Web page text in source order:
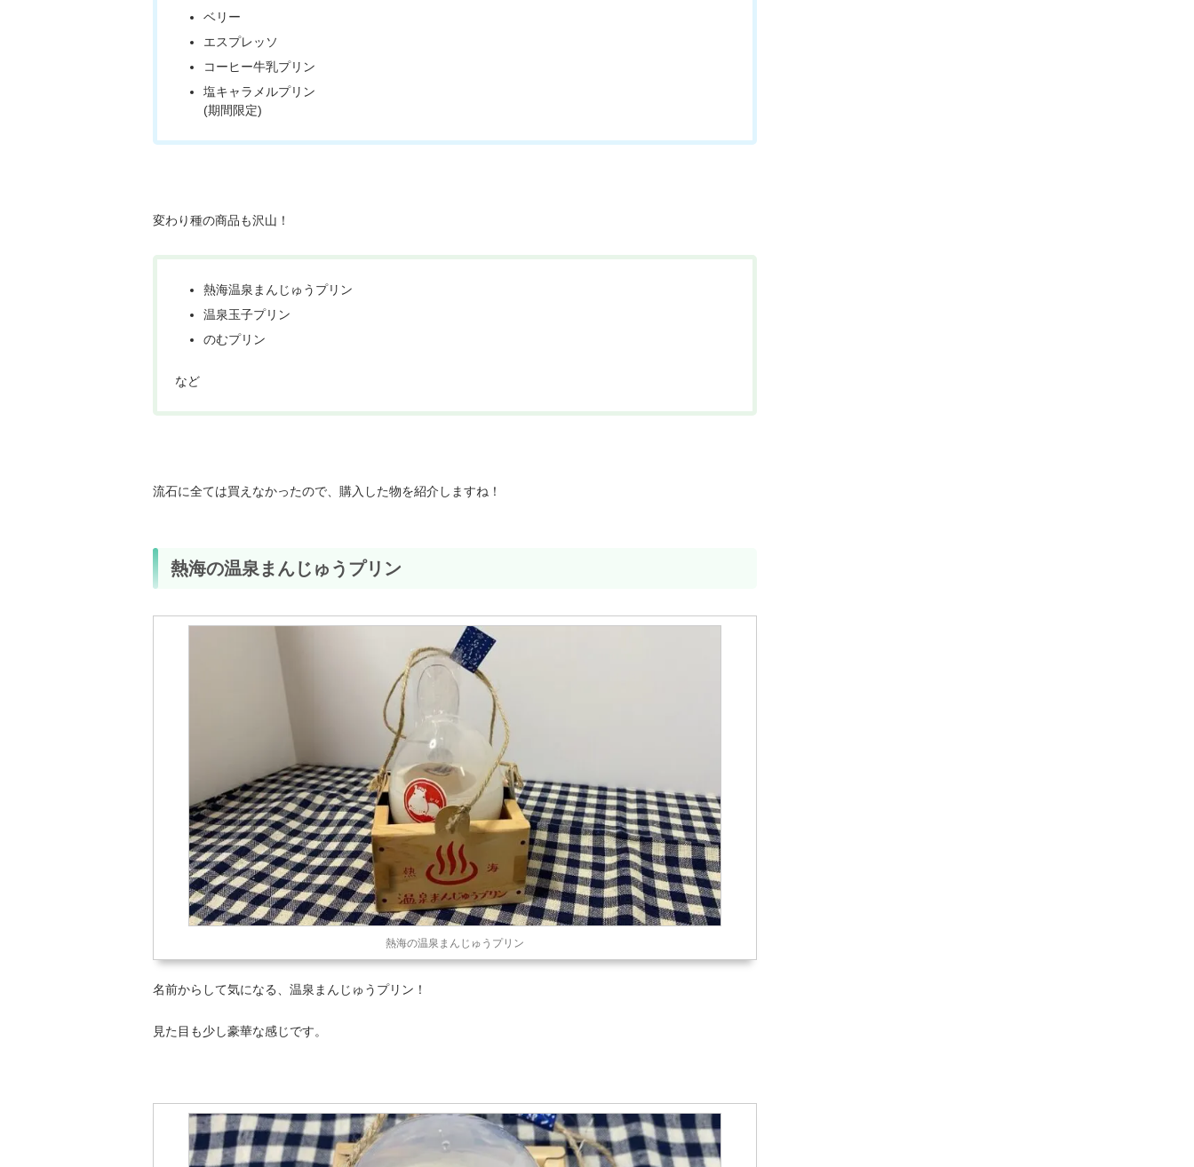
ベリー
エスプレッソ
コーヒー牛乳プリン
塩キャラメルプリン
(期間限定)
変わり種の商品も沢山！
熱海温泉まんじゅうプリン
温泉玉子プリン
のむプリン
など
流石に全ては買えなかったので、購入した物を紹介しますね！
熱海の温泉まんじゅうプリン
熱海の温泉まんじゅうプリン
名前からして気になる、温泉まんじゅうプリン！
見た目も少し豪華な感じです。